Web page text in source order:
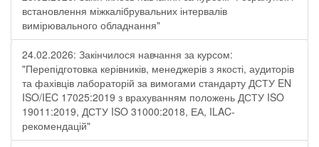
встановлення міжкалібрувальних інтервалів
вимірювального обладнання"
24.02.2026: Закінчилося навчання за курсом:
"Перепідготовка керівників, менеджерів з якості, аудиторів
та фахівців лабораторій за вимогами стандарту ДСТУ EN
ISO/IEC 17025:2019 з врахуванням положень ДСТУ ISO
19011:2019, ДСТУ ISO 31000:2018, ЕА, ILAC-
рекомендацій"